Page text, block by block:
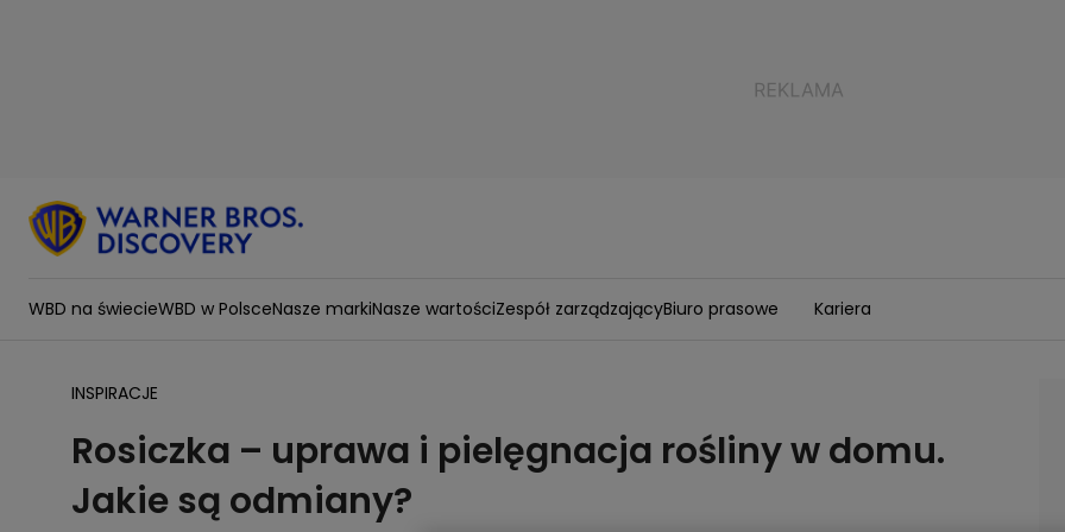
WBD na świecieWBD w PolsceNasze markiNasze wartościZespół zarządzającyBiuro prasowe Kariera
INSPIRACJE
Rosiczka – uprawa i pielęgnacja rośliny w domu.
Jakie są odmiany?